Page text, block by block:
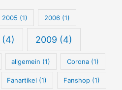
2005 (1) 2006(1)
(4) 2009 (4)
allgemein (1) Corona(1)
Fanartikel (1) Fanshop(1)